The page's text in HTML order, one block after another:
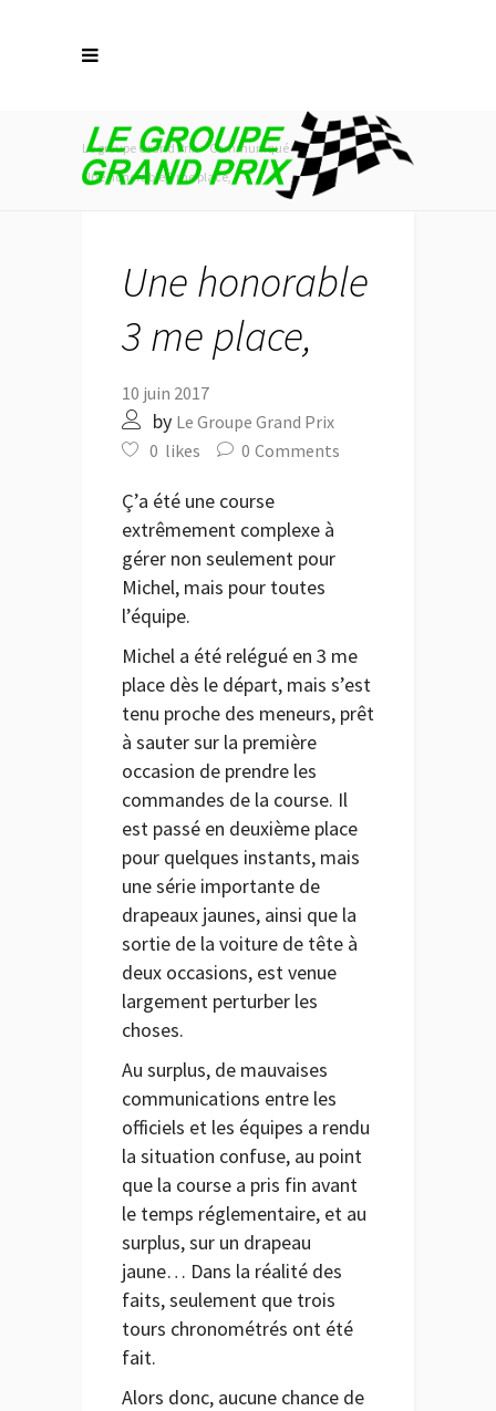
Le groupe Grand Prix>Communiqué >
Une honorable 3 me place,
Une honorable
3 me place,
10 juin 2017
by Le Groupe Grand Prix
0 likes 0 Comments
Ç’a été une course
extrêmement complexe à
gérer non seulement pour
Michel, mais pour toutes
l’équipe.
Michel a été relégué en 3 me
place dès le départ, mais s’est
tenu proche des meneurs, prêt
à sauter sur la première
occasion de prendre les
commandes de la course. Il
est passé en deuxième place
pour quelques instants, mais
une série importante de
drapeaux jaunes, ainsi que la
sortie de la voiture de tête à
deux occasions, est venue
largement perturber les
choses.
Au surplus, de mauvaises
communications entre les
officiels et les équipes a rendu
la situation confuse, au point
que la course a pris fin avant
le temps réglementaire, et au
surplus, sur un drapeau
jaune… Dans la réalité des
faits, seulement que trois
tours chronométrés ont été
fait.
Alors donc, aucune chance de